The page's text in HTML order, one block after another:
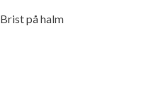
Brist på halm